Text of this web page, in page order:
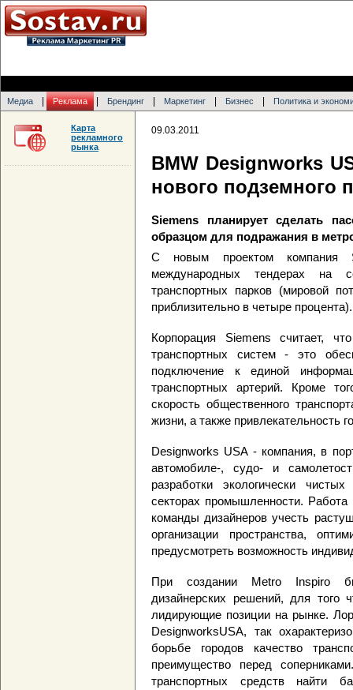
Медиа Реклама Брендинг Маркетинг Бизнес Политика и
09.03.2011
BMW Designworks
нового подземного
Siemens планирует сделать
образцом для подражания в
С новым проектом компания
международных тендерах на
транспортных парков (мировой
приблизительно в четыре процента).
Корпорация Siemens считает,
транспортных систем - это
подключение к единой
транспортных артерий. Кроме
скорость общественного
жизни, а также привлекательность
Designworks USA - компания, в
автомобиле-, судо- и
разработки экологически
секторах промышленности.
команды дизайнеров учесть
организации пространства,
предусмотреть возможность
При создании Metro Inspiro
дизайнерских решений, для того
лидирующие позиции на рынке.
DesignworksUSA, так
борьбе городов качество
преимущество перед
транспортных средств найти
Карта
рекламного
рынка